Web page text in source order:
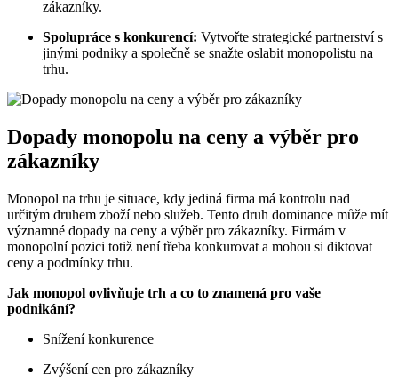
zákazníky.
Spolupráce s konkurencí: Vytvořte strategické partnerství s
jinými podniky a společně se snažte oslabit monopolistu na
trhu.
Dopady monopolu na ceny a výběr pro
zákazníky
Monopol na trhu je situace, kdy jediná firma má kontrolu nad
určitým druhem zboží nebo služeb. Tento druh dominance může mít
významné dopady na ceny a výběr pro zákazníky. Firmám v
monopolní pozici totiž není třeba konkurovat a mohou si diktovat
ceny a podmínky trhu.
Jak monopol ovlivňuje trh a co to znamená pro vaše
podnikání?
Snížení konkurence
Zvýšení cen pro zákazníky